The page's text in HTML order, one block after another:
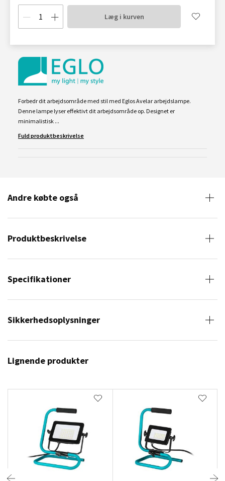
Læg i kurven
Forbedr dit arbejdsområde med stil med Eglos Avelar arbejdslampe.
Denne lampe lyser effektivt dit arbejdsområde op. Designet er
minimalistisk ...
Fuld produktbeskrivelse
Andre købte også
Produktbeskrivelse
Specifikationer
Sikkerhedsoplysninger
Lignende produkter